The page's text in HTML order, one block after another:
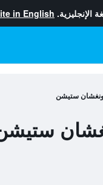
الإنجليزية. in English
ستيشن